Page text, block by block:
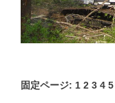
固定ページ: 1 2 3 4 5